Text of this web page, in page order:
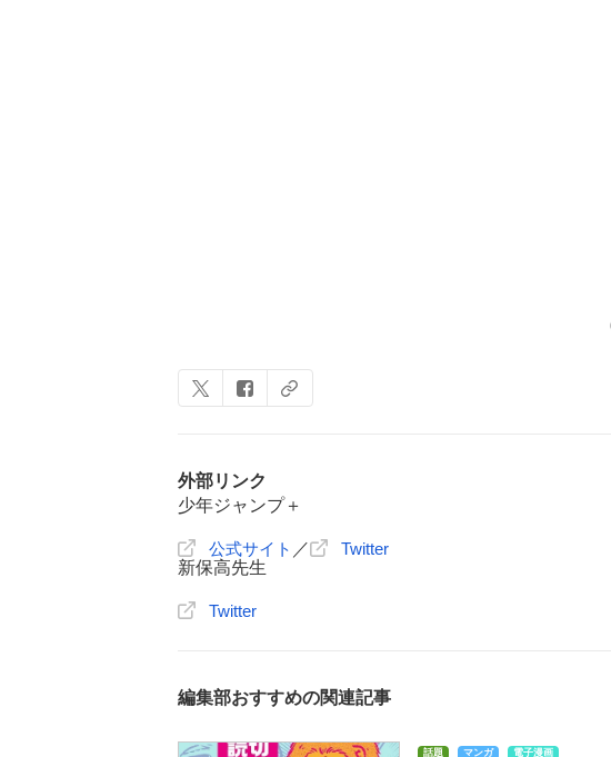
外部リンク
少年ジャンプ＋
公式サイト ／
Twitter
新保高先生
Twitter
編集部おすすめの関連記事
話題 マンガ 電子漫画